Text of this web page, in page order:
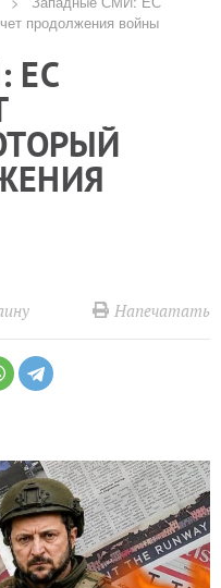
продолжения войны
ЕС
Напечатать